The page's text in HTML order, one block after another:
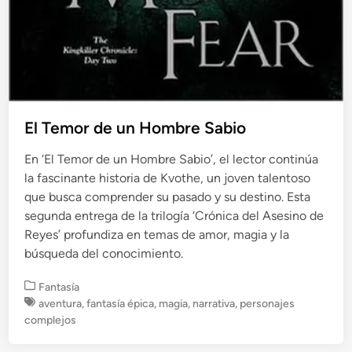
El Temor de un Hombre Sabio
En ‘El Temor de un Hombre Sabio’, el lector continúa
la fascinante historia de Kvothe, un joven talentoso
que busca comprender su pasado y su destino. Esta
segunda entrega de la trilogía ‘Crónica del Asesino de
Reyes’ profundiza en temas de amor, magia y la
búsqueda del conocimiento.
P
u
b
Fantasía
aventura,fantasía épica, magia, narrativa, personajes
complejos